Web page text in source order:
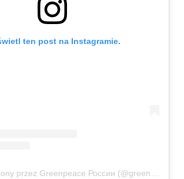
ten post na Instagramie.
Post udostępniony przez Greenpeace России (@greenpeaceru)